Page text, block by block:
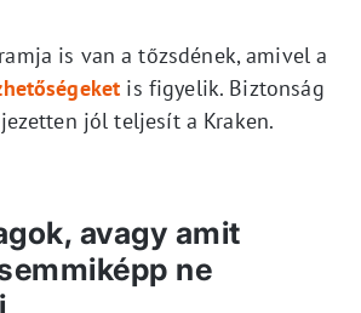
is van a tőzsdének, amivel a
is figyelik. Biztonság
jól teljesít a Kraken.
avagy amit
ne